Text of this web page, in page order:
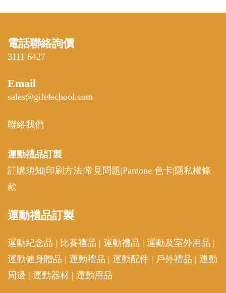
電話聯絡詢價
3111 6427
Email
sales@gift4school.com
聯絡我們
運動禮品訂製
訂購須知|印刷方法|常見問題|Pantone 色卡| 隱私權條
款
運動禮品訂製
運動紀念品 | 比賽禮品 | 運動禮品 | 運動及室外用品 |
運動健身贈品 | 運動禮品 | 運動配件 | 戶外禮品 | 運動
周邊 | 運動器材 | 運動用品